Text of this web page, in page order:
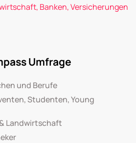
Banken, Versicherungen
Umfrage
und Berufe
Studenten, Young
Landwirtschaft